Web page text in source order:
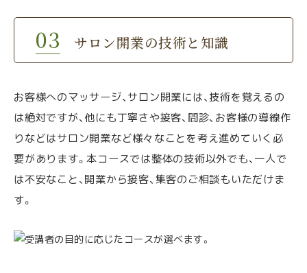
サロン開業の技術と知識
お客様へのマッサージ、サロン開業には、技術を覚えるの
は絶対ですが、他にも丁寧さや接客、問診、お客様の導線作
りなどはサロン開業など様々なことを考え進めていく必
要があります。本コースでは整体の技術以外でも、一人で
は不安なこと、開業から接客、集客のご相談もいただけま
す。